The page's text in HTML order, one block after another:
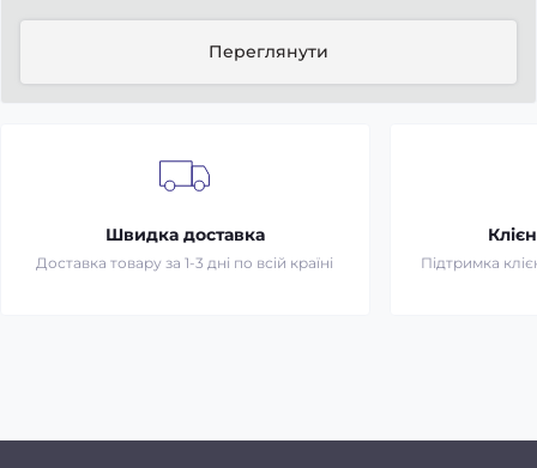
Переглянути
Швидка доставка
Доставка товару за 1-3 дні по всій країні Підтримка